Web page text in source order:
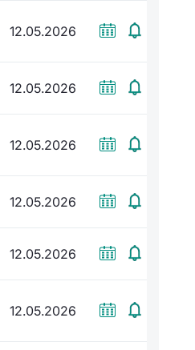
12.05.2026
12.05.2026
12.05.2026
12.05.2026
12.05.2026
12.05.2026